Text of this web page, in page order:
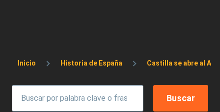
Sobrescribir enlaces de ayuda a la
Inicio Historia de España Castilla se abre al